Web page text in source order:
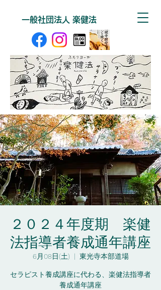
一般社団法人 楽健法
２０２４年度期 楽健
法指導者養成通年講座
6月08日(土)
  |
東光寺本部道場
セラピスト養成講座に代わる、楽健法指導者
養成通年講座